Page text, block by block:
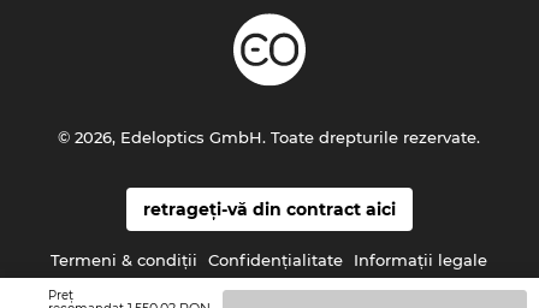
Preţ
retrageți-vă din contract aici
Termeni & condiţii Confidenţialitate Informaţii legale
© 2026, Edeloptics GmbH. Toate drepturile rezervate.